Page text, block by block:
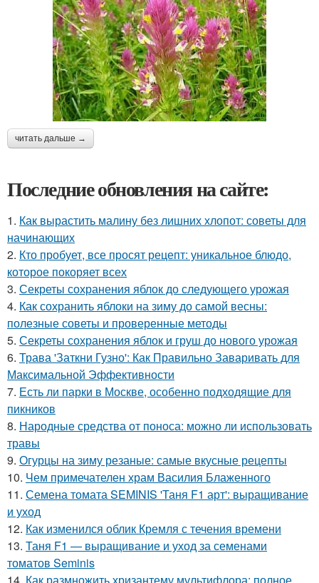
читать дальше →
Последние обновления на сайте:
1. Как вырастить малину без лишних хлопот: советы для
начинающих
2. Кто пробует, все просят рецепт: уникальное блюдо,
которое покоряет всех
3. Секреты сохранения яблок до следующего урожая
4. Как сохранить яблоки на зиму до самой весны:
полезные советы и проверенные методы
5. Секреты сохранения яблок и груш до нового урожая
6. Трава 'Заткни Гузно': Как Правильно Заваривать для
Максимальной Эффективности
7. Есть ли парки в Москве, особенно подходящие для
пикников
8. Народные средства от поноса: можно ли использовать
травы
9. Огурцы на зиму резаные: самые вкусные рецепты
10. Чем примечателен храм Василия Блаженного
11. Семена томата SEMINIS 'Таня F1 арт': выращивание
и уход
12. Как изменился облик Кремля с течения времени
13. Таня F1 — выращивание и уход за семенами
томатов Seminis